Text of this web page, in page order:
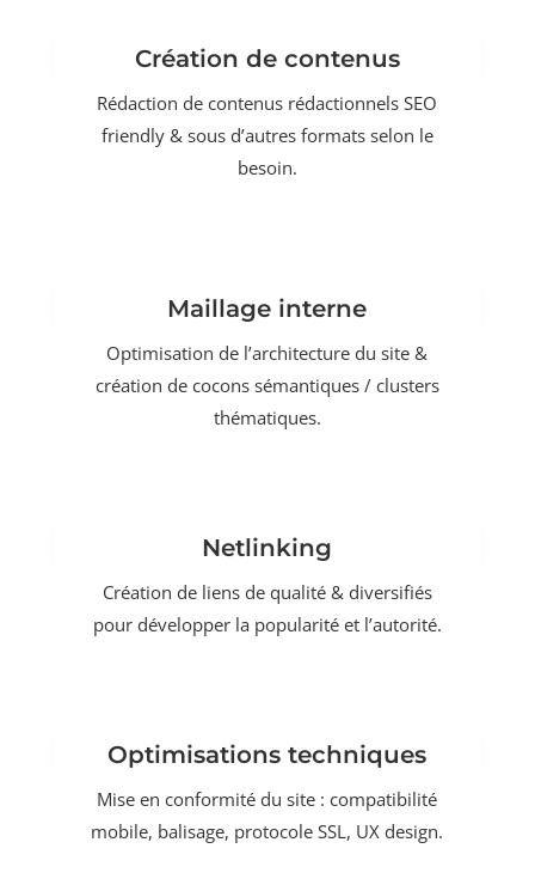
Création de contenus
Rédaction de contenus rédactionnels SEO
friendly & sous d’autres formats selon le
besoin.
Maillage interne
Optimisation de l’architecture du site &
création de cocons sémantiques / clusters
thématiques.
Netlinking
Création de liens de qualité & diversifiés
pour développer la popularité et l’autorité.
Optimisations techniques
Mise en conformité du site : compatibilité
mobile, balisage, protocole SSL, UX design.